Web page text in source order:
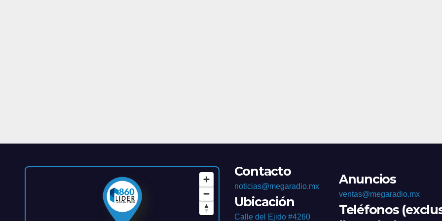
Contacto
noticias@megaradio.mx
Ubicación
Calle del Ejido #4260
Anuncios
ventas@megaradio.mx
Teléfonos